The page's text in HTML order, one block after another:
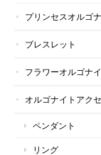
プリンセスオルゴ
ブレスレット
フラワーオルゴナ
オルゴナイトアク
ペンダント
リング